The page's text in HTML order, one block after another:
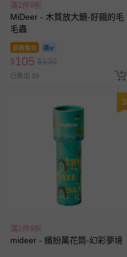
滿1件9折
MiDeer - 木質放大鏡-好餓的毛
毛蟲
即將售完
$105 $130
已售出 59
3
滿1件9折
mideer - 繽紛萬花筒-幻彩夢境